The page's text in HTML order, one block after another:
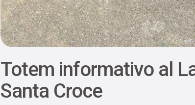
Totem informativo al
Santa Croce